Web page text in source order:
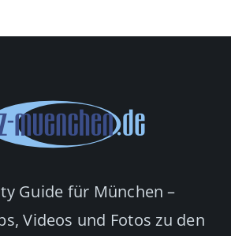
Guide für München –
Videos und Fotos zu den